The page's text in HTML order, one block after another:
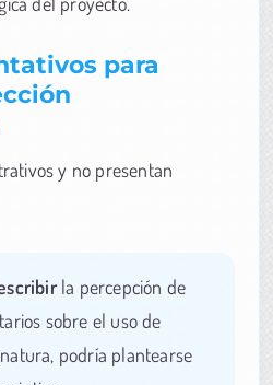
para
y no presentan
la percepción de
sobre el uso de
podría plantearse